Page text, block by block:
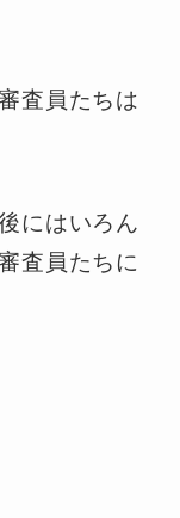
査員たちは
にはいろん
査員たちに